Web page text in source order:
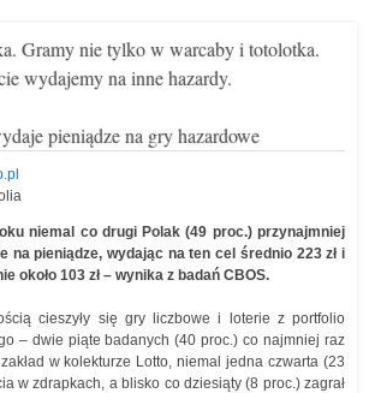
Gramy nie tylko w warcaby i totolotka.
wydajemy na inne hazardy.
pieniądze na gry hazardowe
niemal co drugi Polak (49 proc.) przynajmniej
na pieniądze, wydając na ten cel średnio 223 zł i
około 103 zł – wynika z badań CBOS.
cieszyły się gry liczbowe i loterie z portfolio
– dwie piąte badanych (40 proc.) co najmniej raz
w kolekturze Lotto, niemal jedna czwarta (23
w zdrapkach, a blisko co dziesiąty (8 proc.) zagrał